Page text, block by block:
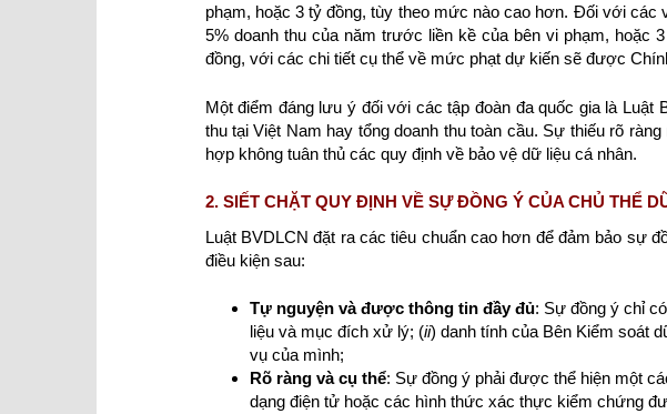
phạm, hoặc 3 tỷ đồng, tùy theo mức nào cao hơn. Đối với
5% doanh thu của năm trước liền kề của bên vi phạm,
đồng, với các chi tiết cụ thể về mức phạt dự kiến sẽ được
Một điểm đáng lưu ý đối với các tập đoàn đa quốc gia là
thu tại Việt Nam hay tổng doanh thu toàn cầu. Sự thiếu rõ
hợp không tuân thủ các quy định về bảo vệ dữ liệu cá nhân.
2. SIẾT CHẶT QUY ĐỊNH VỀ SỰ ĐỒNG Ý CỦA CHỦ THỂ
Luật BVDLCN đặt ra các tiêu chuẩn cao hơn để đảm bảo sự
điều kiện sau:
Tự nguyện và được thông tin đầy đủ: Sự đồng ý chỉ
liệu và mục đích xử lý; (ii) danh tính của Bên Kiểm soát
vụ của mình;
Rõ ràng và cụ thể: Sự đồng ý phải được thể hiện một
dạng điện tử hoặc các hình thức xác thực kiểm chứng